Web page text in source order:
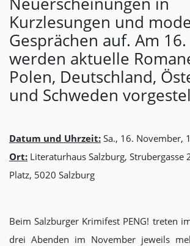
Kurzlesungen und
Gesprächen auf. Am 16.
werden aktuelle
Polen, Deutschland,
und Schweden
Datum und Uhrzeit: Sa., 16. November,
Ort: Literaturhaus Salzburg, Strubergasse
Platz, 5020 Salzburg
Beim Salzburger Krimifest PENG! treten
drei Abenden im November jeweils